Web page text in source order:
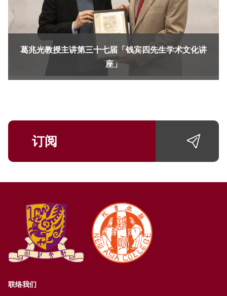
葛兆光教授主讲第三十七届「钱宾四先生学术文化讲
座」
订阅
联络我们